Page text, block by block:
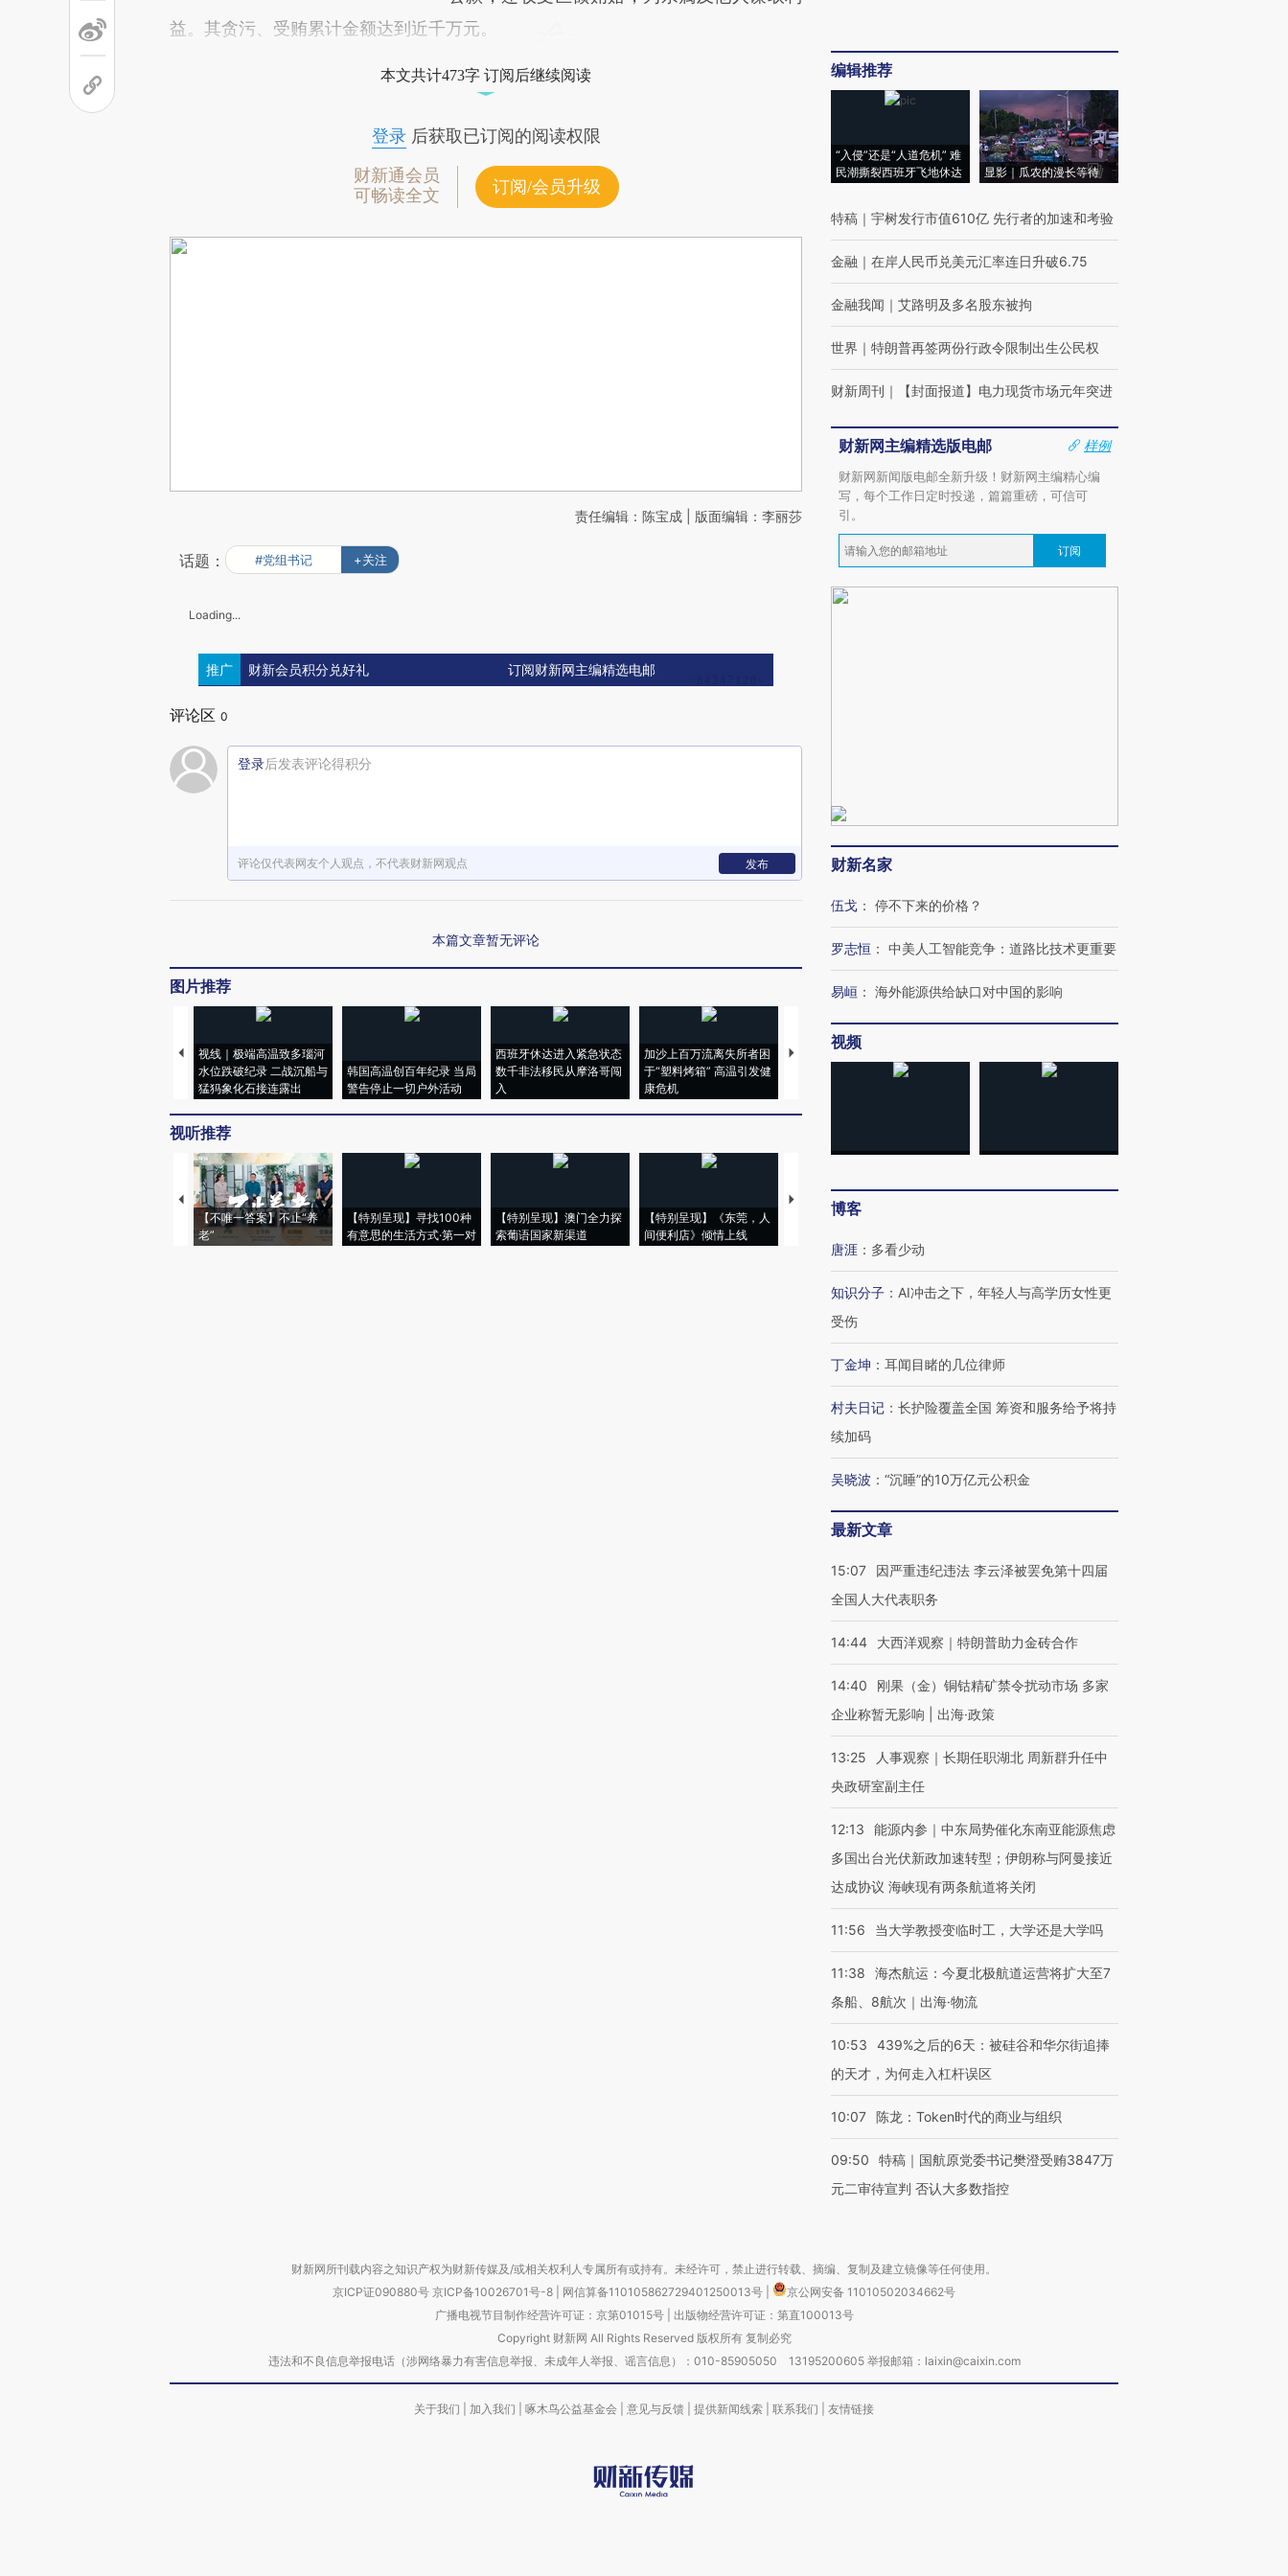
益。其贪污、受贿累计金额达到近千万元。
本文共计473字 订阅后继续阅读
登录后获取已订阅的阅读权限
财新通会员
可畅读全文
订阅/会员升级
责任编辑：陈宝成 | 版面编辑：李丽莎
话题： #党组书记 +关注
Loading...
推广 财新会员积分兑好礼 订阅财新网主编精选电邮
评论区 0
登录后发表评论得积分
评论仅代表网友个人观点，不代表财新网观点 发布
本篇文章暂无评论
图片推荐
视线｜极端高温致多瑙河
水位跌破纪录 二战沉船与
猛犸象化石接连露出
韩国高温创百年纪录 当局
警告停止一切户外活动
西班牙休达进入紧急状态
数千非法移民从摩洛哥闯
入
加沙上百万流离失所者困
于“塑料烤箱” 高温引发健
康危机
视线｜HYROX的吸金
术：是什么让中产们甘
粒摇头丸 尿检体内含3种
视听推荐
【不唯一答案】不止“养
老”
【特别呈现】寻找100种
有意思的生活方式·第一对
【特别呈现】澳门全力探
索葡语国家新渠道
【特别呈现】《东莞，人
间便利店》倾情上线
【推广】走进第四届链博
会，让数智科技“链”接产
编辑推荐
“入侵”还是“人道危机” 难
民潮撕裂西班牙飞地休达
显影｜瓜农的漫长等待
特稿 ｜ 宇树发行市值610亿 先行者的加速和考验
金融 ｜ 在岸人民币兑美元汇率连日升破6.75
金融我闻 ｜ 艾路明及多名股东被拘
世界 ｜ 特朗普再签两份行政令限制出生公民权
财新周刊 ｜ 【封面报道】电力现货市场元年突进
财新网主编精选版电邮
样例
财新网新闻版电邮全新升级！财新网主编精心编
写，每个工作日定时投递，篇篇重磅，可信可
引。
订阅
财新名家
伍戈 ： 停不下来的价格？
罗志恒 ： 中美人工智能竞争：道路比技术更重要
易峘 ： 海外能源供给缺口对中国的影响
视频
博客
唐涯 ： 多看少动
知识分子 ： AI冲击之下，年轻人与高学历女性更
受伤
丁金坤 ： 耳闻目睹的几位律师
村夫日记 ： 长护险覆盖全国 筹资和服务给予将持
续加码
吴晓波 ： “沉睡”的10万亿元公积金
最新文章
15:07
因严重违纪违法 李云泽被罢免第十四届
全国人大代表职务
14:44 大西洋观察｜特朗普助力金砖合作
14:40
刚果（金）铜钴精矿禁令扰动市场 多家
企业称暂无影响 | 出海·政策
13:25
人事观察｜长期任职湖北 周新群升任中
央政研室副主任
12:13
能源内参｜中东局势催化东南亚能源焦虑
多国出台光伏新政加速转型；伊朗称与阿曼接近
达成协议 海峡现有两条航道将关闭
11:56 当大学教授变临时工，大学还是大学吗
11:38
海杰航运：今夏北极航道运营将扩大至7
条船、8航次｜出海·物流
10:53
439%之后的6天：被硅谷和华尔街追捧
的天才，为何走入杠杆误区
10:07 陈龙：Token时代的商业与组织
09:50
特稿｜国航原党委书记樊澄受贿3847万
元二审待宣判 否认大多数指控
财新网所刊载内容之知识产权为财新传媒及/或相关权利人专属所有或持有。未经许可，禁止进行转载、摘编、复制及建立镜像等任何使用。
京ICP证090880号 京ICP备10026701号-8 网信算备110105862729401250013号
京公网安备 11010502034662号
广播电视节目制作经营许可证：京第01015号| 出版物经营许可证：第直100013号
Copyright 财新网 All Rights Reserved 版权所有 复制必究
违法和不良信息举报电话（涉网络暴力有害信息举报、未成年人举报、谣言信息）：010-85905050 13195200605 举报邮箱：laixin@caixin.com
关于我们 加入我们 啄木鸟公益基金会 意见与反馈 提供新闻线索 联系我们 友情链接